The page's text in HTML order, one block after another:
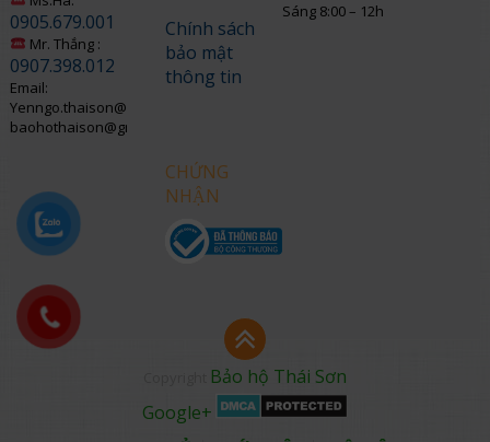
0905.679.001
Mr. Thắng :
0907.398.012
Email:
Yenngo.thaison@gmail.com
baohothaison@gmail.com
Chính sách
bảo mật
thông tin
CHỨNG
NHẬN
Sáng 8:00 – 12h
Bảo hộ Thái Sơn
Google+